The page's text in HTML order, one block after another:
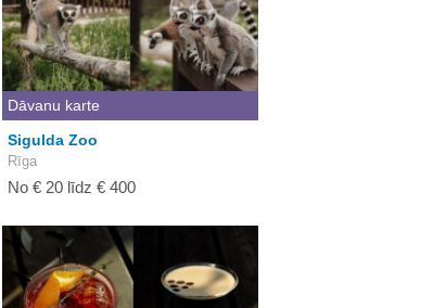
Dāvanu karte
Sigulda Zoo
Rīga
No € 20 līdz € 400